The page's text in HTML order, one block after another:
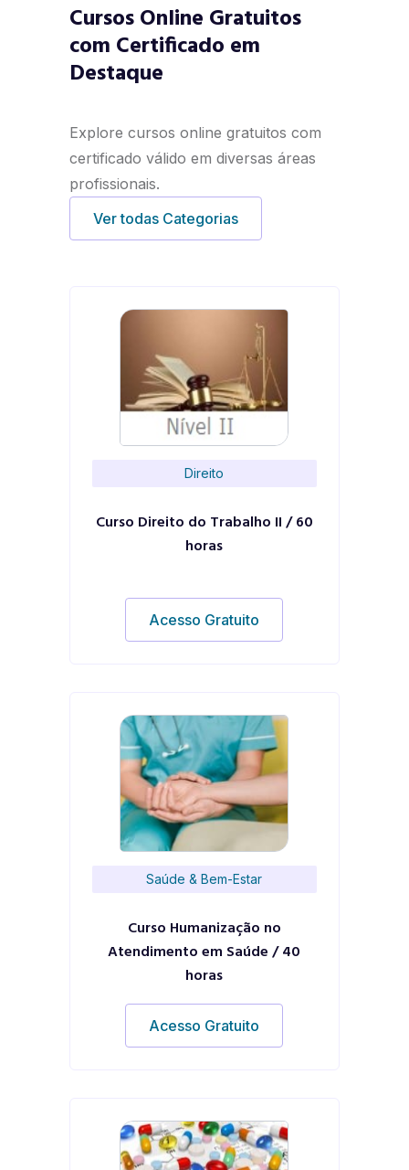
Cursos Online Gratuitos
com Certificado em
Destaque
Explore cursos online gratuitos com
certificado válido em diversas áreas
profissionais.
Ver todas Categorias
Direito
Curso Direito do Trabalho II / 60
horas
Acesso Gratuito
Saúde & Bem-Estar
Curso Humanização no
Atendimento em Saúde / 40
horas
Acesso Gratuito